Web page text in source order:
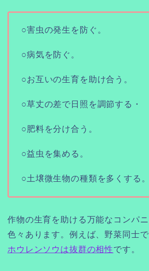
○害虫の発生を防ぐ。
○病気を防ぐ。
○お互いの生育を助け合う。
○草丈の差で日照を調節する・
○肥料を分け合う。
○益虫を集める。
○土壌微生物の種類を多くする。
作物の生育を助ける万能なコンパ
色々あります。例えば、野菜同士
ホウレンソウは抜群の相性です。